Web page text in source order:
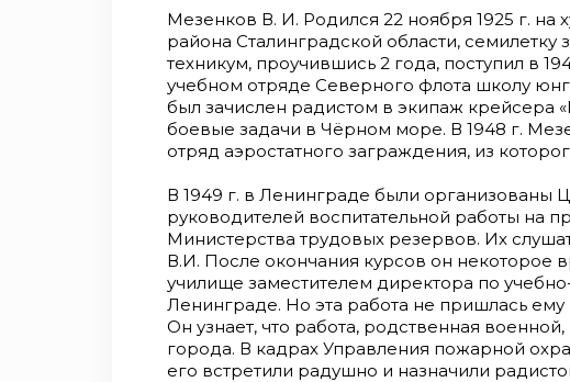
Мезенков В. И. Родился 22 ноября 1925 г. на
района Сталинградской области, семилетку
техникум, проучившись 2 года, поступил в
учебном отряде Северного флота школу
был зачислен радистом в экипаж крейсера
боевые задачи в Чёрном море. В 1948 г.
отряд аэростатного заграждения, из
В 1949 г. в Ленинграде были организованы
руководителей воспитательной работы на
Министерства трудовых резервов. Их
В.И. После окончания курсов он некоторое
училище заместителем директора по
Ленинграде. Но эта работа не пришлась
Он узнает, что работа, родственная
города. В кадрах Управления пожарной
его встретили радушно и назначили